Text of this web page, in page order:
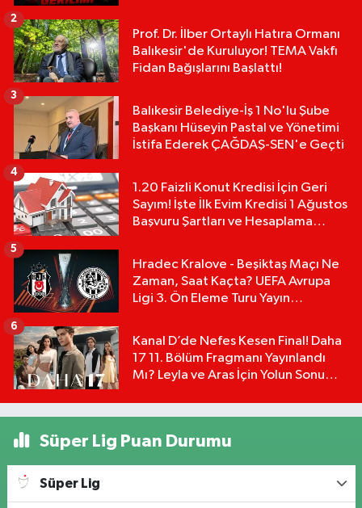
Prof. Dr. İlber Ortaylı Hatıra Ormanı
Balıkesir'de Kuruluyor! TEMA Vakfı
Fidan Bağışlarını Başlattı!
2
Balıkesir Belediye-İş 1 No'lu Şube
Başkanı Hüseyin Pastal ve Yönetimi
İstifa Ederek ÇAĞDAŞ-SEN'e Geçti
3
1.20 Faizli Konut Kredisi İçin Geri
Sayım! İşte İlk Evim Kredisi 1 Ağustos
Başvuru Şartları ve Hesaplama
4
Hradec Kralove - Beşiktaş Maçı Ne
Zaman, Saat Kaçta? UEFA Avrupa
Ligi 3. Ön Eleme Turu Yayın
5
Kanal D’de Nefes Kesen Final! Daha
17 11. Bölüm Fragmanı Yayınlandı
Mı? Leyla ve Aras İçin Yolun Sonu
6
Süper Lig Puan Durumu
Süper Lig